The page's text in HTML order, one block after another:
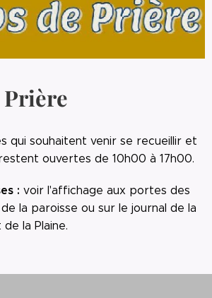
Prière
qui souhaitent venir se recueillir et
ouvertes de 10h00 à 17h00.
: voir l'affichage aux portes des
la paroisse ou sur le journal de la
la Plaine.